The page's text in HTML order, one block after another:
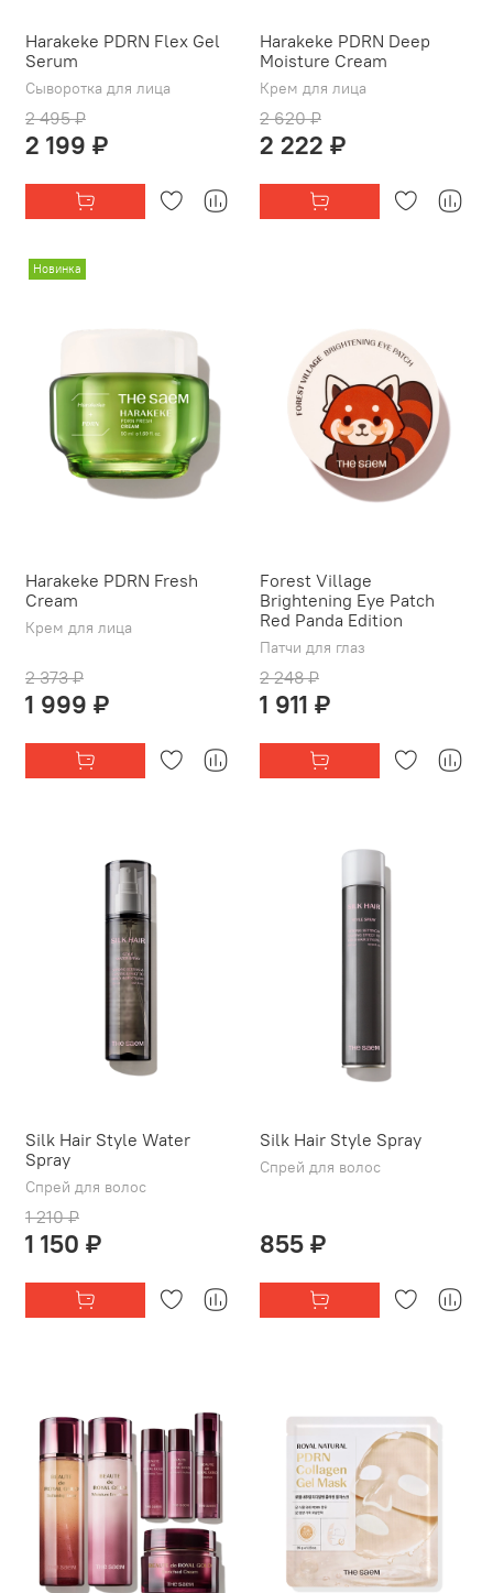
Harakeke PDRN Flex Gel
Serum
Сыворотка для лица
2 495 ₽
2 199 ₽
Harakeke PDRN Deep
Moisture Cream
Крем для лица
2 620 ₽
2 222 ₽
Новинка
Harakeke PDRN Fresh
Cream
Крем для лица
2 373 ₽
1 999 ₽
Forest Village
Brightening Eye Patch
Red Panda Edition
Патчи для глаз
2 248 ₽
1 911 ₽
Silk Hair Style Water
Spray
Спрей для волос
1 210 ₽
1 150 ₽
Silk Hair Style Spray
Спрей для волос
855 ₽